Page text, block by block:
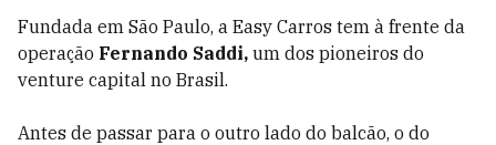
Fundada em São Paulo, a Easy Carros tem à frente da
operação Fernando Saddi, um dos pioneiros do
venture capital no Brasil.
Antes de passar para o outro lado do balcão, o do